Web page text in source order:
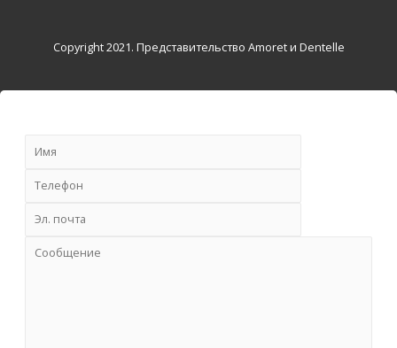
Copyright 2021. Представительство Amoret и Dentelle